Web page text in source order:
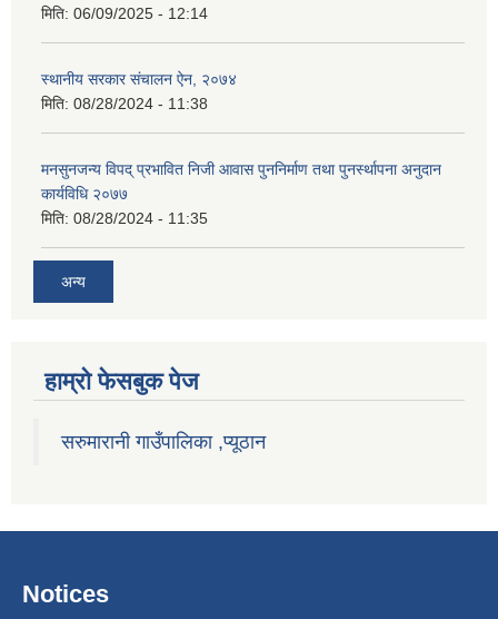
मिति: 06/09/2025 - 12:14
स्थानीय सरकार संचालन ऐन, २०७४
मिति: 08/28/2024 - 11:38
मनसुनजन्य विपद् प्रभावित निजी आवास पुननिर्माण तथा पुनर्स्थापना अनुदान
कार्यविधि २०७७
मिति: 08/28/2024 - 11:35
अन्य
हाम्राे फेसबुक पेज
सरुमारानी गाउँपालिका ,प्यूठान
Notices